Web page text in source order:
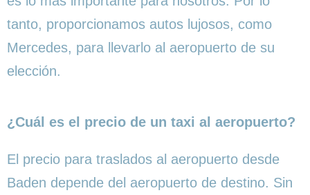
tanto, proporcionamos autos lujosos, como
Mercedes, para llevarlo al aeropuerto de su
elección.
¿Cuál es el precio de un taxi al aeropuerto?
El precio para traslados al aeropuerto desde
Baden depende del aeropuerto de destino. Sin